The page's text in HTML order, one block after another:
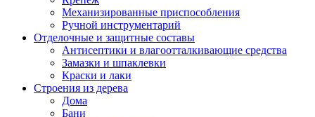
Механизированные приспособления
Ручной инструментарий
Отделочные и защитные составы
Антисептики и влагоотталкивающие средства
Замазки и шпаклевки
Краски и лаки
Строения из дерева
Дома
Бани